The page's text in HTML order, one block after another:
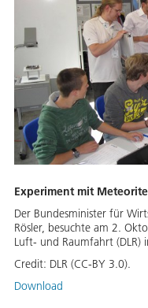
Experiment mit
Der Bundesminister für
Rösler, besuchte am 2.
Luft- und Raumfahrt (DLR)
Credit: DLR (CC-BY 3.0).
Download